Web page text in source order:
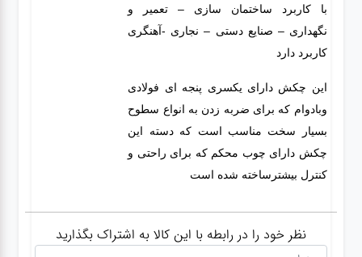
با کاربرد ساختمان سازی – تعمیر و
نگهداری – صنایع دستی – نجاری -آهنگری
کاربرد دارد
این چکش دارای یکسری پنجه ای فولادی
وبادوام که برای ضربه زدن به انواع سطوح
بسیار سخت مناسب است که دسته این
چکش دارای چوب محکم که برای راحتی و
کنترل بیشترساخته شده است
نظر خود را در رابطه با این کالا به اشتراک بگذارید